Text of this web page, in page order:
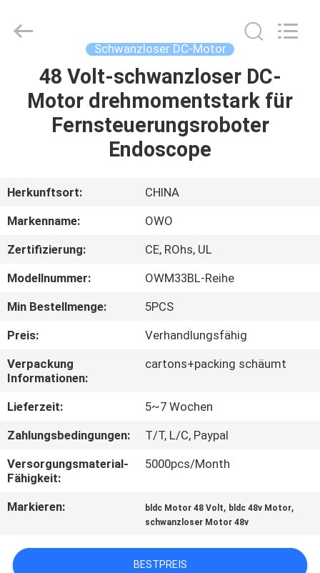
STARTSEITE
PRODUKTE
ÜBER
FABRIK
TOUR
QUALITÄTSKONTROLLE
KONTAKT
NACHRICHTEN
ALLE
FÄLLE
REFERENZEN
Motor
Technology
Schwanzloser DC-Motor
48 Volt-schwanzloser DC-
Motor drehmomentstark für
Fernsteuerungsroboter
Endoscope
Herkunftsort:
CHINA
Markenname:
OWO
Zertifizierung:
CE, ROhs, UL
Modellnummer:
OWM33BL-Reihe
Min Bestellmenge:
5PCS
Preis:
Verhandlungsfähig
Verpackung
Informationen:
cartons+packing schäumt
Lieferzeit:
5~7 Wochen
Zahlungsbedingungen:
T/T, L/C, Paypal
Versorgungsmaterial-
Fähigkeit:
5000pcs/Month
Markieren: bldc Motor 48 Volt, bldc 48v Motor,
schwanzloser Motor 48v
BESTPREIS